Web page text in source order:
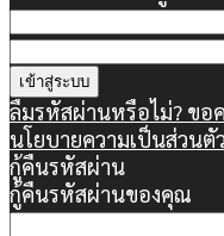
ลืมรหัสผ่านหรือไม่? ขอ
นโยบายความเป็นส่วนตัว
กู้คืนรหัสผ่าน
กู้คืนรหัสผ่านของคุณ